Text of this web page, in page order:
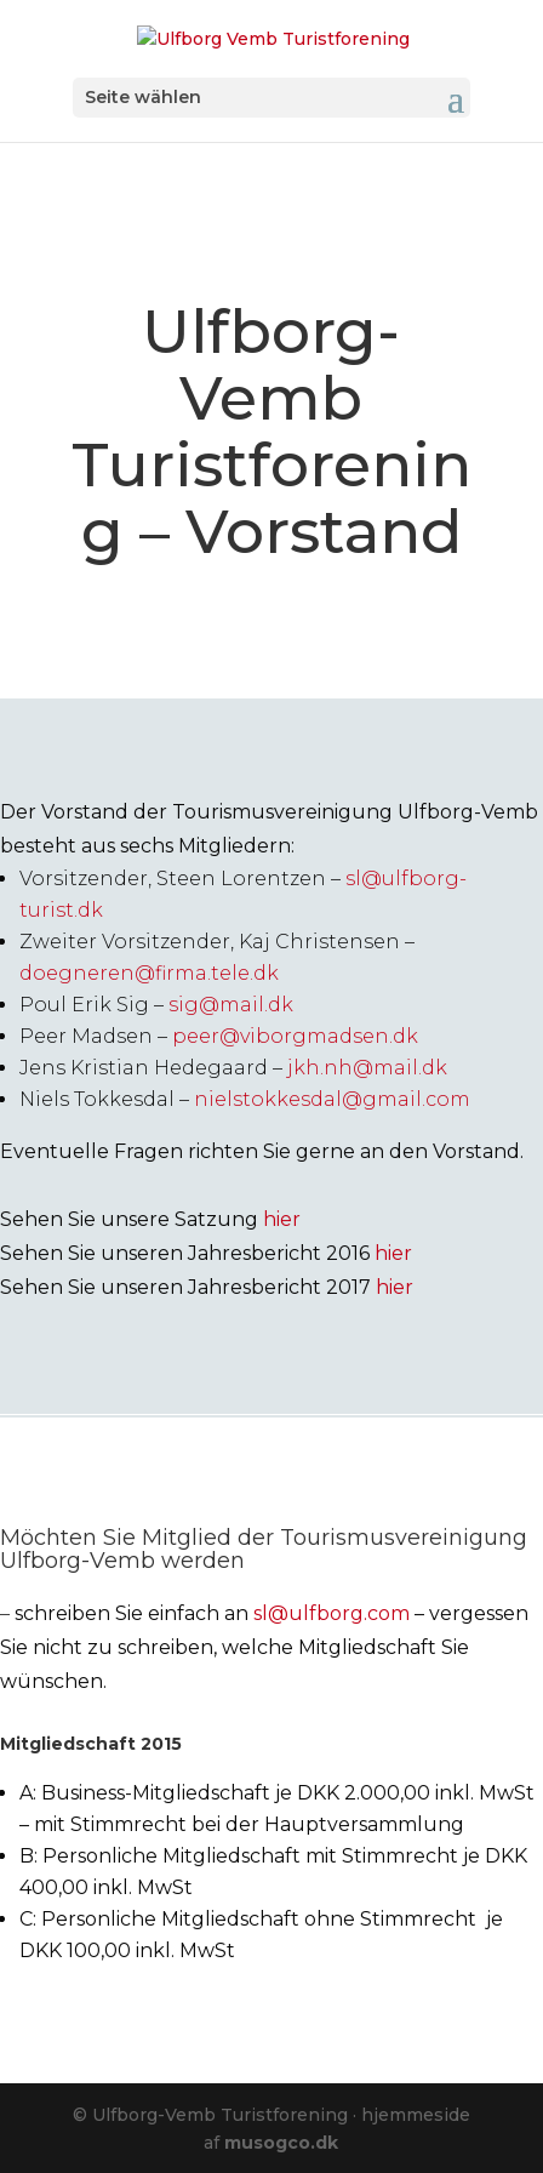
Seite wählen
Ulfborg-
Vemb
Turistforenin
g – Vorstand
Der Vorstand der Tourismusvereinigung Ulfborg-Vemb
besteht aus sechs Mitgliedern:
Vorsitzender, Steen Lorentzen – sl@ulfborg-
turist.dk
Zweiter Vorsitzender, Kaj Christensen –
doegneren@firma.tele.dk
Poul Erik Sig – sig@mail.dk
Peer Madsen – peer@viborgmadsen.dk
Jens Kristian Hedegaard – jkh.nh@mail.dk
Niels Tokkesdal – nielstokkesdal@gmail.com
Eventuelle Fragen richten Sie gerne an den Vorstand.
Sehen Sie unsere Satzung hier
Sehen Sie unseren Jahresbericht 2016 hier
Sehen Sie unseren Jahresbericht 2017 hier
Möchten Sie Mitglied der Tourismusvereinigung
Ulfborg-Vemb werden
– schreiben Sie einfach an sl@ulfborg.com – vergessen
Sie nicht zu schreiben, welche Mitgliedschaft Sie
wünschen.
Mitgliedschaft 2015
A: Business-Mitgliedschaft je DKK 2.000,00 inkl. MwSt
– mit Stimmrecht bei der Hauptversammlung
B: Personliche Mitgliedschaft mit Stimmrecht je DKK
400,00 inkl. MwSt
C: Personliche Mitgliedschaft ohne Stimmrecht je
DKK 100,00 inkl. MwSt
© Ulfborg-Vemb Turistforening · hjemmeside
af musogco.dk